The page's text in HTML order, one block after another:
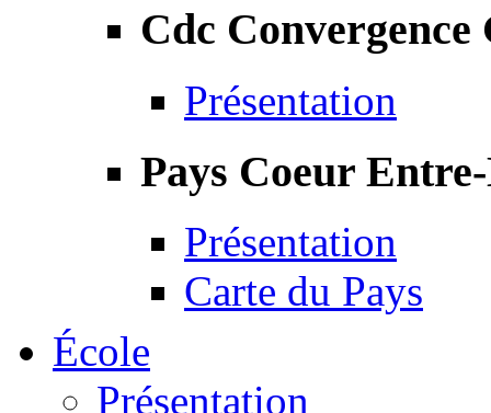
Cdc Convergence
Présentation
Pays Coeur
Présentation
Carte du Pays
École
Présentation